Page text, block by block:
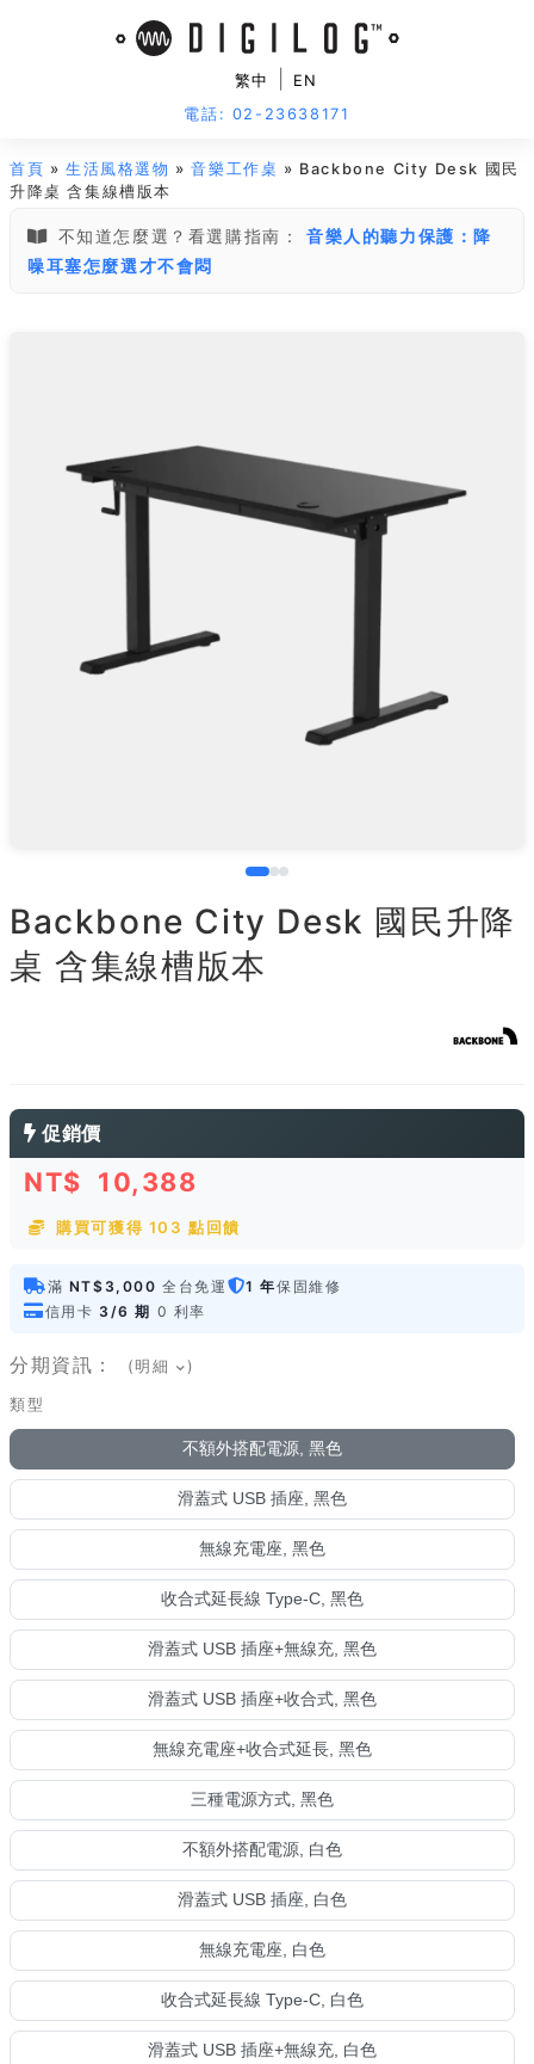
繁中
EN
電話: 02-23638171
首頁 »生活風格選物 »音樂工作桌 » Backbone City Desk 國民
升降桌 含集線槽版本
不知道怎麼選？看選購指南：
音樂人的聽力保護：降
噪耳塞怎麼選才不會悶
Backbone City Desk 國民升降
桌 含集線槽版本
促銷價
NT$ 10,388
購買可獲得 103 點回饋
滿 NT$3,000 全台免運 1 年保固維修
信用卡 3/6 期 0 利率
分期資訊： (明細 )
類型
不額外搭配電源, 黑色
滑蓋式 USB 插座, 黑色
無線充電座, 黑色
收合式延長線 Type-C, 黑色
滑蓋式 USB 插座+無線充, 黑色
滑蓋式 USB 插座+收合式, 黑色
無線充電座+收合式延長, 黑色
三種電源方式, 黑色
不額外搭配電源, 白色
滑蓋式 USB 插座, 白色
無線充電座, 白色
收合式延長線 Type-C, 白色
滑蓋式 USB 插座+無線充, 白色